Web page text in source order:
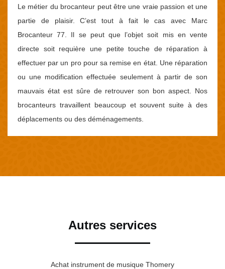
Le métier du brocanteur peut être une vraie passion et une
partie de plaisir. C’est tout à fait le cas avec Marc
Brocanteur 77. Il se peut que l’objet soit mis en vente
directe soit requière une petite touche de réparation à
effectuer par un pro pour sa remise en état. Une réparation
ou une modification effectuée seulement à partir de son
mauvais état est sûre de retrouver son bon aspect. Nos
brocanteurs travaillent beaucoup et souvent suite à des
déplacements ou des déménagements.
Autres services
Achat instrument de musique Thomery